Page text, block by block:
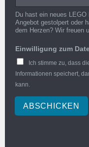
Du hast ein neues
Angebot gestolpert oder
dem Herzen? Wir freuen
Einwilligung zum
Ich stimme zu, dass
Informationen speichert,
kann.
ABSCHICKEN